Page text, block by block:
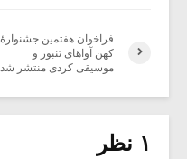
فراخوان هفتمین جشنوارۀ
کهن آواهای تنبور و
موسیقی کردی منتشر شد
۱ نظر